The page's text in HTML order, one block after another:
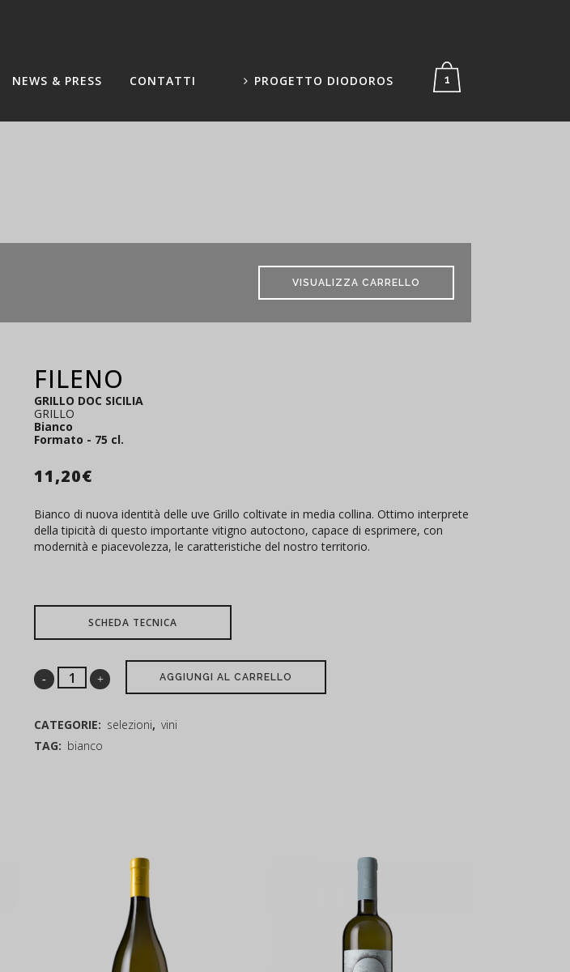
1
NEWS & PRESS CONTATTI PROGETTO DIODOROS
VISUALIZZA CARRELLO
FILENO
GRILLO DOC SICILIA
GRILLO
Bianco
Formato - 75 cl.
11,20€
Bianco di nuova identità delle uve Grillo coltivate in media collina. Ottimo interprete
della tipicità di questo importante vitigno autoctono, capace di esprimere, con
modernità e piacevolezza, le caratteristiche del nostro territorio.
SCHEDA TECNICA
AGGIUNGI AL CARRELLO
CATEGORIE: selezioni, vini
TAG: bianco